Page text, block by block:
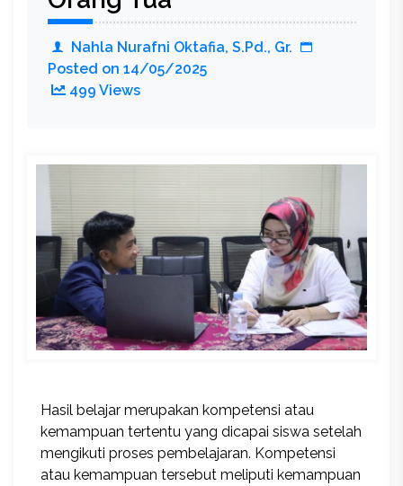
Nahla Nurafni Oktafia, S.Pd., Gr.
Posted on 14/05/2025
499 Views
Hasil belajar merupakan kompetensi atau
kemampuan tertentu yang dicapai siswa setelah
mengikuti proses pembelajaran. Kompetensi
atau kemampuan tersebut meliputi kemampuan